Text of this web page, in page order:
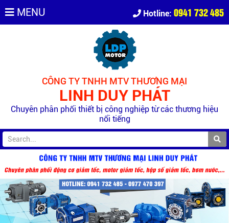
MENU Hotline: 0941 732 485
CÔNG TY TNHH MTV THƯƠNG MẠI
LINH DUY PHÁT
Chuyên phân phối thiết bị công nghiệp từ các thương hiệu
nổi tiếng